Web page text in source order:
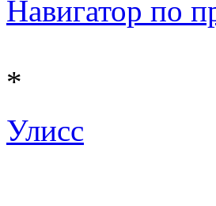
Навигатор по
*
Улисс